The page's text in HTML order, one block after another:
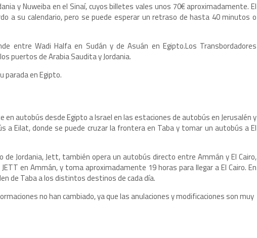
y Nuweiba en el Sinaí, cuyos billetes vales unos 70€ aproximadamente. El
a su calendario, pero se puede esperar un retraso de hasta 40 minutos o
entre Wadi Halfa en Sudán y de Asuán en Egipto.Los Transbordadores
puertos de Arabia Saudita y Jordania.
parada en Egipto.
en autobús desde Egipto a Israel en las estaciones de autobús en Jerusalén y
a Eilat, donde se puede cruzar la frontera en Taba y tomar un autobús a El
Jordania, Jett, también opera un autobús directo entre Ammán y El Cairo,
en Ammán, y toma aproximadamente 19 horas para llegar a El Cairo. En
de Taba a los distintos destinos de cada día.
no han cambiado, ya que las anulaciones y modificaciones son muy